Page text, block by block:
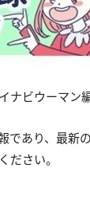
ビウーマン編
であり、最新
ださい。